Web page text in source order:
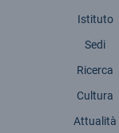
Istituto
Sedi
Ricerca
Cultura
Attualità